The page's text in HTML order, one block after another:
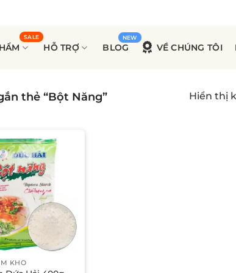
HỖ TRỢ BLOG VỀ CHÚNG TÔI
thẻ “Bột Năng” Hiển thị
KHÔ